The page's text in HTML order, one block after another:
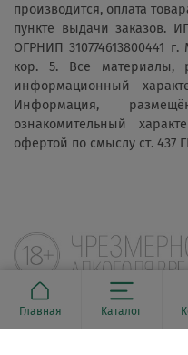
производится, оплата
пункте выдачи заказов.
ОГРНИП 310774613800441
кор. 5. Все материалы,
информационный
Информация,
ознакомительный
офертой по смыслу ст. 437
Главная Каталог